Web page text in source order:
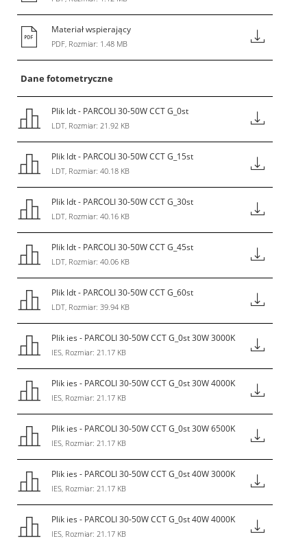
Materiał wspierający
PDF, Rozmiar: 1.48 MB
Dane fotometryczne
Plik ldt - PARCOLI 30-50W CCT G_0st
LDT, Rozmiar: 21.92 KB
Plik ldt - PARCOLI 30-50W CCT G_15st
LDT, Rozmiar: 40.18 KB
Plik ldt - PARCOLI 30-50W CCT G_30st
LDT, Rozmiar: 40.16 KB
Plik ldt - PARCOLI 30-50W CCT G_45st
LDT, Rozmiar: 40.06 KB
Plik ldt - PARCOLI 30-50W CCT G_60st
LDT, Rozmiar: 39.94 KB
Plik ies - PARCOLI 30-50W CCT G_0st 30W 3000K
IES, Rozmiar: 21.17 KB
Plik ies - PARCOLI 30-50W CCT G_0st 30W 4000K
IES, Rozmiar: 21.17 KB
Plik ies - PARCOLI 30-50W CCT G_0st 30W 6500K
IES, Rozmiar: 21.17 KB
Plik ies - PARCOLI 30-50W CCT G_0st 40W 3000K
IES, Rozmiar: 21.17 KB
Plik ies - PARCOLI 30-50W CCT G_0st 40W 4000K
IES, Rozmiar: 21.17 KB